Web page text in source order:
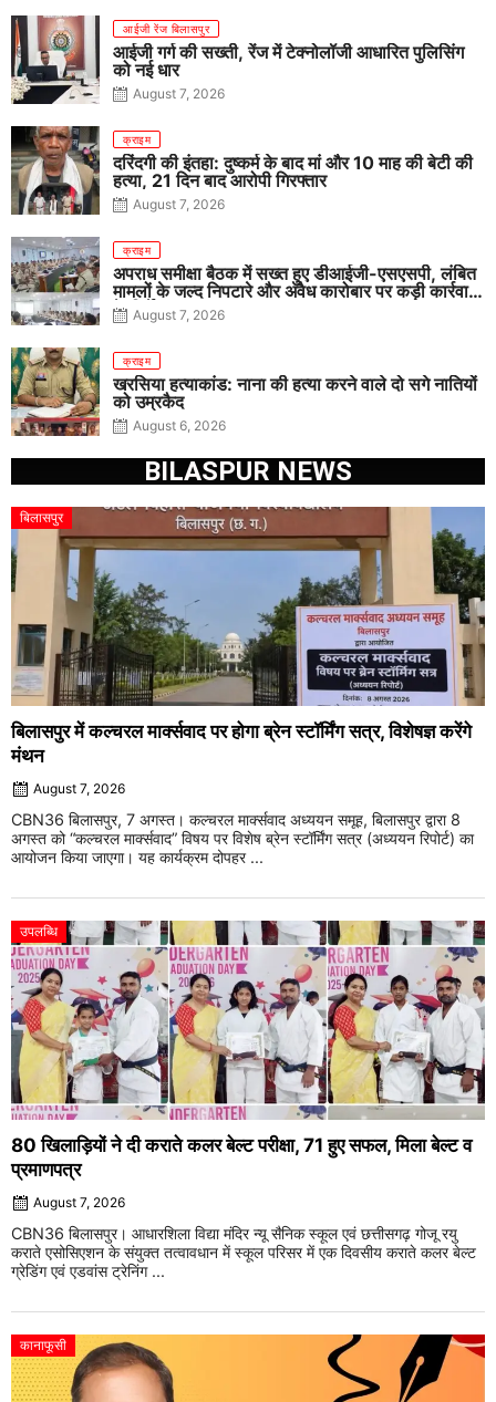
आईजी रेंज बिलासपुर
आईजी गर्ग की सख्ती, रेंज में टेक्नोलॉजी आधारित पुलिसिंग
को नई धार
August 7, 2026
क्राइम
दरिंदगी की इंतहा: दुष्कर्म के बाद मां और 10 माह की बेटी की
हत्या, 21 दिन बाद आरोपी गिरफ्तार
August 7, 2026
क्राइम
अपराध समीक्षा बैठक में सख्त हुए डीआईजी-एसएसपी, लंबित
मामलों के जल्द निपटारे और अवैध कारोबार पर कड़ी कार्रवाई
के निर्देश
August 7, 2026
क्राइम
खरसिया हत्याकांड: नाना की हत्या करने वाले दो सगे नातियों
को उम्रकैद
August 6, 2026
BILASPUR NEWS
बिलासपुर
बिलासपुर में कल्चरल मार्क्सवाद पर होगा ब्रेन स्टॉर्मिंग सत्र, विशेषज्ञ करेंगे
मंथन
August 7, 2026
CBN36 बिलासपुर, 7 अगस्त। कल्चरल मार्क्सवाद अध्ययन समूह, बिलासपुर द्वारा 8
अगस्त को “कल्चरल मार्क्सवाद” विषय पर विशेष ब्रेन स्टॉर्मिंग सत्र (अध्ययन रिपोर्ट) का
आयोजन किया जाएगा। यह कार्यक्रम दोपहर ...
उपलब्धि
80 खिलाड़ियों ने दी कराते कलर बेल्ट परीक्षा, 71 हुए सफल, मिला बेल्ट व
प्रमाणपत्र
August 7, 2026
CBN36 बिलासपुर। आधारशिला विद्या मंदिर न्यू सैनिक स्कूल एवं छत्तीसगढ़ गोजू रयु
कराते एसोसिएशन के संयुक्त तत्वावधान में स्कूल परिसर में एक दिवसीय कराते कलर बेल्ट
ग्रेडिंग एवं एडवांस ट्रेनिंग ...
कानाफूसी